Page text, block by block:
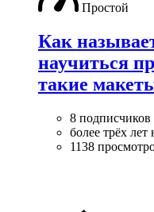
Простой
Как
научиться
такие
8 подписчиков
более трёх лет
1138